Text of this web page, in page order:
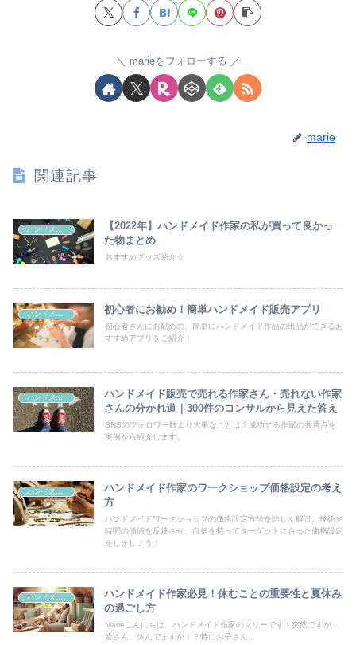
marieをフォローする
marie
関連記事
【2022年】ハンドメイド作家の私が買って良かっ
た物まとめ
おすすめグッズ紹介☆
初心者にお勧め！簡単ハンドメイド販売アプリ
初心者さんにお勧めの、簡単にハンドメイド作品の出品ができるお
すすめアプリをご紹介！
ハンドメイド販売
ハンドメイド販売で売れる作家さん・売れない作家
さんの分かれ道｜300件のコンサルから見えた答え
SNSのフォロワー数より大事なことは？成功する作家の共通点を
実例から紹介します。
ハンドメイド販売
ハンドメイド作家のワークショップ価格設定の考え
方
ハンドメイドワークショップの価格設定方法を詳しく解説。技術や
時間の価値を反映させ、自信を持ってターゲットに合った価格設定
をしましょう！
ハンドメイド販売
ハンドメイド作家必見！休むことの重要性と夏休み
の過ごし方
Marieこんにちは、ハンドメイド作家のマリーです！突然ですが…
皆さん、休んでますか！？特にお子さん...